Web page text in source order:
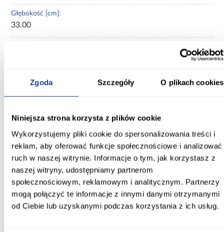
Zgoda Szczegóły O plikach cookies
Niniejsza strona korzysta z plików cookie
Wykorzystujemy pliki cookie do spersonalizowania treści i
reklam, aby oferować funkcje społecznościowe i analizować
ruch w naszej witrynie. Informacje o tym, jak korzystasz z
naszej witryny, udostępniamy partnerom
społecznościowym, reklamowym i analitycznym. Partnerzy
mogą połączyć te informacje z innymi danymi otrzymanymi
od Ciebie lub uzyskanymi podczas korzystania z ich usług.
Głębokość [cm]:
33.00
Wybarwienie:
bookmatch
Kolor korpusu:
bookmatch
Konstrukcja frontów:
Płyta wiórowa laminowana
Konstrukcja korpusu: